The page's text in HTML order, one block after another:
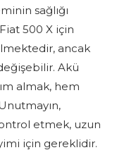
sağlığı
500 X için
ancak
Akü
almak, hem
etmek, uzun
için gereklidir.